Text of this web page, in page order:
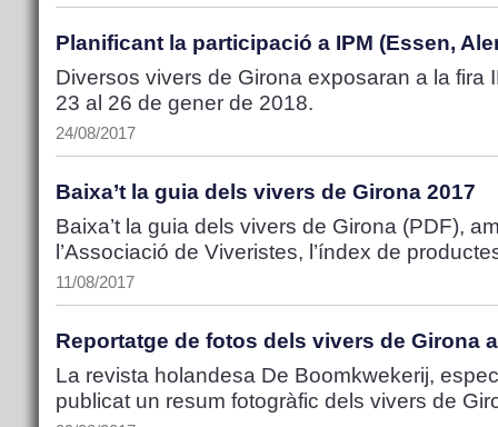
Planificant la participació a IPM (Essen,
Diversos vivers de Girona exposaran a la fira
23 al 26 de gener de 2018.
24/08/2017
Baixa’t la guia dels vivers de Girona 2017
Baixa’t la guia dels vivers de Girona (PDF),
l’Associació de Viveristes, l’índex de
11/08/2017
Reportatge de fotos dels vivers de Girona
La revista holandesa De Boomkwekerij,
publicat un resum fotogràfic dels vivers de